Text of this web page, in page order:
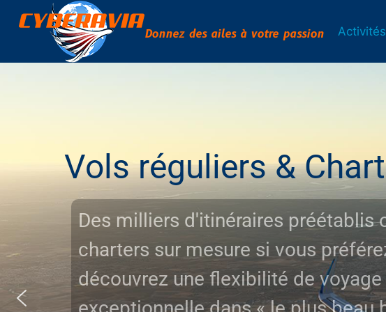
Donnez des ailes à votre passion Activités
réguliers & Charter
d'itinéraires préétablis ou des vols
sur mesure si vous préférez,
une flexibilité de voyage